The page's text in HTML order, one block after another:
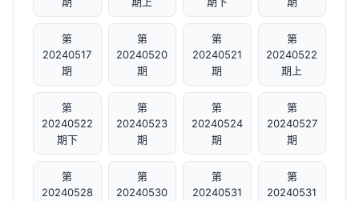
第
20240517
期
第
20240520
期
第
20240521
期
第
20240522
期上
第
20240522
期下
第
20240523
期
第
20240524
期
第
20240527
期
第
20240528
第
20240530
第
20240531
第
20240531